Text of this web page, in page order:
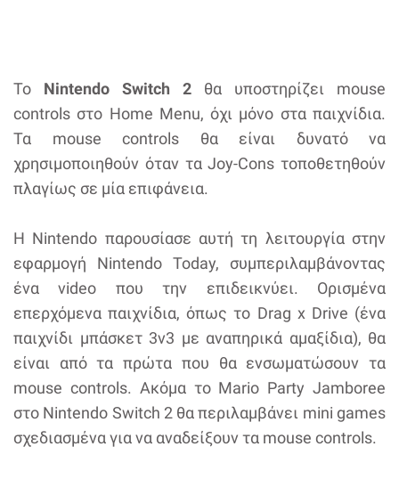
Το Nintendo Switch 2 θα υποστηρίζει mouse
controls στο Home Menu, όχι μόνο στα παιχνίδια.
Τα mouse controls θα είναι δυνατό να
χρησιμοποιηθούν όταν τα Joy-Cons τοποθετηθούν
πλαγίως σε μία επιφάνεια.
Η Nintendo παρουσίασε αυτή τη λειτουργία στην
εφαρμογή Nintendo Today, συμπεριλαμβάνοντας
ένα video που την επιδεικνύει. Ορισμένα
επερχόμενα παιχνίδια, όπως το Drag x Drive (ένα
παιχνίδι μπάσκετ 3v3 με αναπηρικά αμαξίδια), θα
είναι από τα πρώτα που θα ενσωματώσουν τα
mouse controls. Ακόμα το Mario Party Jamboree
στο Nintendo Switch 2 θα περιλαμβάνει mini games
σχεδιασμένα για να αναδείξουν τα mouse controls.